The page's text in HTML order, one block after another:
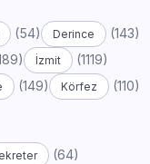
(54) Derince (143)
İzmit (1119)
(149) Körfez (110)
(64)